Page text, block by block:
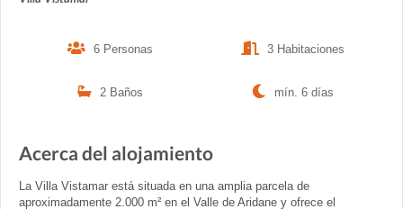
6 Personas 3 Habitaciones
2 Baños mín. 6 días
Acerca del alojamiento
La Villa Vistamar está situada en una amplia parcela de
aproximadamente 2.000 m² en el Valle de Aridane y ofrece el